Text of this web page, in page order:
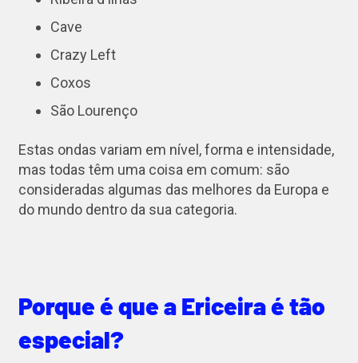
Cave
Crazy Left
Coxos
São Lourenço
Estas ondas variam em nível, forma e intensidade,
mas todas têm uma coisa em comum: são
consideradas algumas das melhores da Europa e
do mundo dentro da sua categoria.
Porque é que a Ericeira é tão
especial?